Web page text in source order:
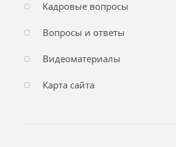
Кадровые вопросы
Вопросы и ответы
Видеоматериалы
Карта сайта